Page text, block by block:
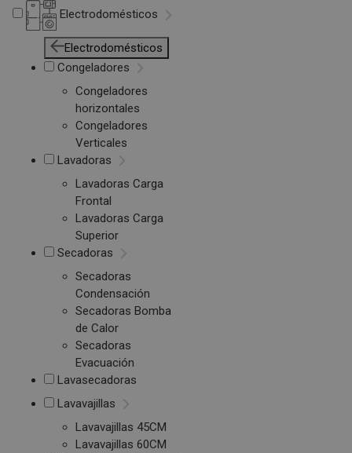
Electrodomésticos
Electrodomésticos
Congeladores
Congeladores
horizontales
Congeladores
Verticales
Lavadoras
Lavadoras Carga
Frontal
Lavadoras Carga
Superior
Secadoras
Secadoras
Condensación
Secadoras Bomba
de Calor
Secadoras
Evacuación
Lavasecadoras
Lavavajillas
Lavavajillas 45CM
Lavavajillas 60CM